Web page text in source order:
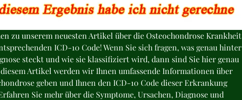
zu unserem neuesten Artikel über die Osteochondrose Krankheit
ICD-10 Code! Wenn Sie sich fragen, was genau hinter
steckt und wie sie klassifiziert wird, dann sind Sie hier genau
Artikel werden wir Ihnen umfassende Informationen über
geben und Ihnen den ICD-10 Code dieser Erkrankung
Sie mehr über die Symptome, Ursachen, Diagnose und